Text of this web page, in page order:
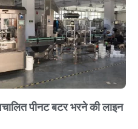
पीनट बटर भरने की लाइन